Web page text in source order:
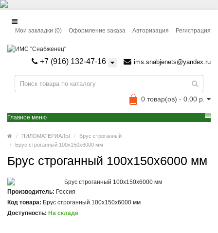
Авторизация Регистрация
Мои закладки (0) Оформление заказа
+7 (916) 132-47-16 ims.snabjenets@yandex.ru
0 товар(ов) - 0.00 р.
Главное меню
ПИЛОМАТЕРИАЛЫ
Брус строганный
Брус строганный 100x150x6000 мм
Брус строганный 100x150x6000 мм
Производитель: Россия
Код товара: Брус строганный 100х150х6000 мм
Доступность: На складе